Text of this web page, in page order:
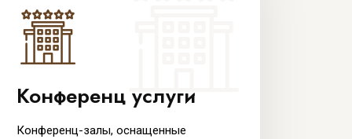
Конференц услуги
Конференц-залы, оснащенные